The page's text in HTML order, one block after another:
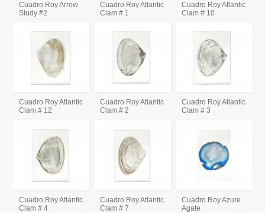
Cuadro Roy Arrow
Study #2
Cuadro Roy Atlantic
Clam # 1
Cuadro Roy Atlantic
Clam # 10
Cuadro Roy Atlantic
Clam # 12
Cuadro Roy Atlantic
Clam # 2
Cuadro Roy Atlantic
Clam # 3
Cuadro Roy Atlantic
Clam # 4
Cuadro Roy Atlantic
Clam # 7
Cuadro Roy Azure
Agate